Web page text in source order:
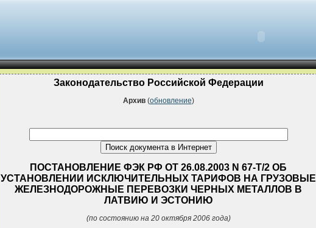
Законодательство Российской Федерации
Архив (обновление)
ПОСТАНОВЛЕНИЕ ФЭК РФ ОТ 26.08.2003 N 67-Т/2 ОБ
УСТАНОВЛЕНИИ ИСКЛЮЧИТЕЛЬНЫХ ТАРИФОВ НА ГРУЗОВЫЕ
ЖЕЛЕЗНОДОРОЖНЫЕ ПЕРЕВОЗКИ ЧЕРНЫХ МЕТАЛЛОВ В
ЛАТВИЮ И ЭСТОНИЮ
(по состоянию на 20 октября 2006 года)